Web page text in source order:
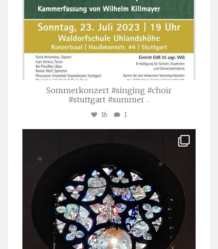
Sommerkonzert #singing #choir
#stuttgart #summer ...
16 1
Apr. 1